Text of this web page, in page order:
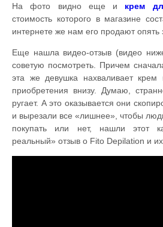
На фото видно еще и крем
стоимость которого в магазине
интернете же нам его продают опять
Еще нашла видео-отзыв (видео
советую посмотреть. Причем
эта же девушка нахваливает
приобретения внизу. Думаю,
ругает. А это оказывается они
и вырезали все «лишнее», чтобы
покупать или нет, нашли этот
реальный» отзыв о Fito Depilation и